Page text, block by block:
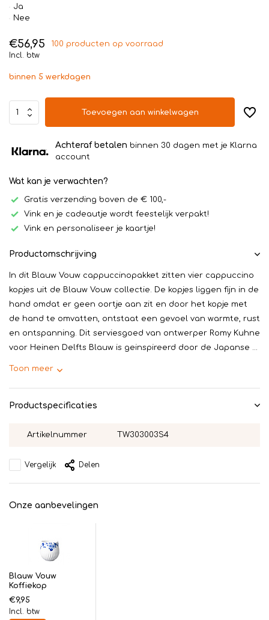
Ja
Nee
€56,95
100 producten op voorraad
Incl. btw
binnen 5 werkdagen
Toevoegen aan winkelwagen
Achteraf betalen binnen 30 dagen met je Klarna
account
Wat kan je verwachten?
Gratis verzending boven de € 100,-
Vink en je cadeautje wordt feestelijk verpakt!
Vink en personaliseer je kaartje!
Productomschrijving
In dit Blauw Vouw cappuccinopakket zitten vier cappuccino
kopjes uit de Blauw Vouw collectie. De kopjes liggen fijn in de
hand omdat er geen oortje aan zit en door het kopje met
de hand te omvatten, ontstaat een gevoel van warmte, rust
en ontspanning. Dit serviesgoed van ontwerper Romy Kuhne
voor Heinen Delfts Blauw is geinspireerd door de Japanse ...
Toon meer
Productspecificaties
Artikelnummer TW303003S4
Vergelijk Delen
Onze aanbevelingen
Blauw Vouw
Koffiekop
€9,95
Incl. btw